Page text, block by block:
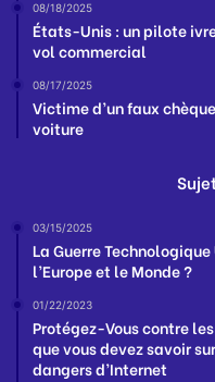
08/18/2025
États-Unis : un pilote
vol commercial
08/17/2025
Victime d’un faux
voiture
03/15/2025
La Guerre
l’Europe et le Monde ?
01/22/2023
Protégez-Vous contre
que vous devez savoir
dangers d’Internet